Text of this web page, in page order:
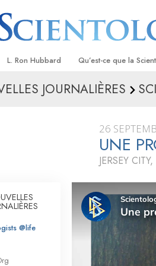
L. Ron Hubbard Qu’est-ce que la
Croyances et pratiques
Les scientologues et
Rencontrez un
À l’intérieur d’une
Les principes de
Scientologie
La Dianétique : Une
JOURNALIÈRES
26
UNE
JERSEY
@life